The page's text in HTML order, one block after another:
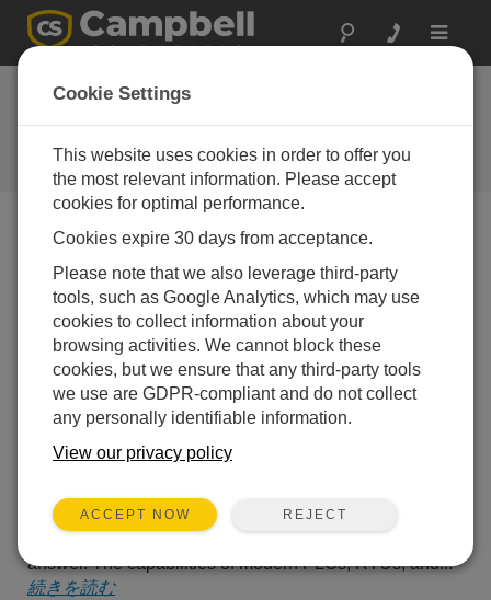
Toggle
Campbell Scientific ブログ
役立つハウツー情報と専門家のアドバイス
Blog Menu
Displaying 1 - 1 of 1 articles tagged with:TIM
Understanding the Roles of Data Loggers, RTUs,
PLCs, and PACs
著者： Jacob Davis| 最終更新日: 02/28/2018 | コメント: 1
Now and then, someone will
(programmable logic controller) or an RTU (remote
answer. The capabilities of modern PLCs, RTUs, and...
続きを読む
Cookie Settings
This website uses cookies in order to offer you
the most relevant information. Please accept
cookies for optimal performance.
Cookies expire 30 days from acceptance.
Please note that we also leverage third-party
tools, such as Google Analytics, which may use
cookies to collect information about your
browsing activities. We cannot block these
cookies, but we ensure that any third-party tools
we use are GDPR-compliant and do not collect
any personally identifiable information.
View our privacy policy
ACCEPT NOW REJECT